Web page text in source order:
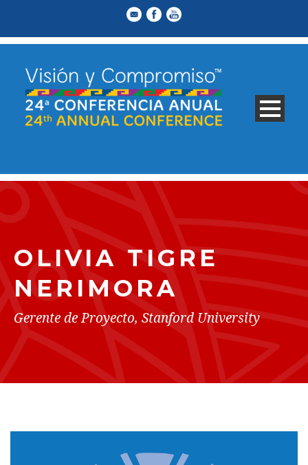
OLIVIA TIGRE
NERIMORA
Gerente de Proyecto, Stanford University